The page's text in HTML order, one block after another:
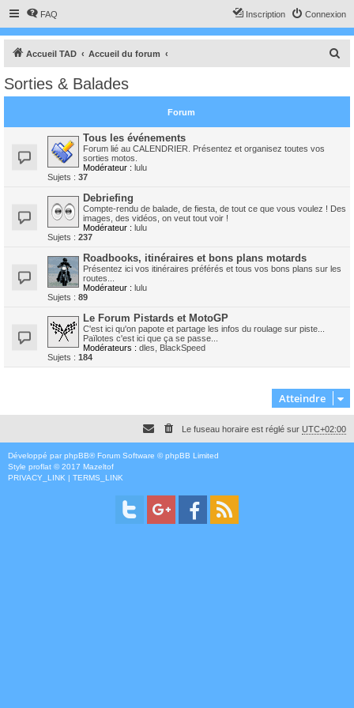
FAQ Connexion
Inscription
Accueil TAD Accueil du forum
e
Sorties & Balades
Forum
Tous les événements
Forum lié au CALENDRIER. Présentez et organisez toutes vos
sorties motos.
Modérateur : lulu
Sujets : 37
Debriefing
Compte-rendu de balade, de fiesta, de tout ce que vous voulez ! Des
images, des vidéos, on veut tout voir !
Modérateur : lulu
Sujets : 237
Roadbooks, itinéraires et bons plans motards
Présentez ici vos itinéraires préférés et tous vos bons plans sur les
routes...
Modérateur : lulu
Sujets : 89
Le Forum Pistards et MotoGP
C'est ici qu'on papote et partage les infos du roulage sur piste...
Païlotes c'est ici que ça se passe...
Modérateurs : dles
BlackSpeed
Sujets : 184
Atteindre
Le fuseau horaire est réglé sur UTC+02:00
Développé par phpBB® Forum Software © phpBB Limited
Style proflat © 2017 Mazeltof
PRIVACY_LINK | TERMS_LINK